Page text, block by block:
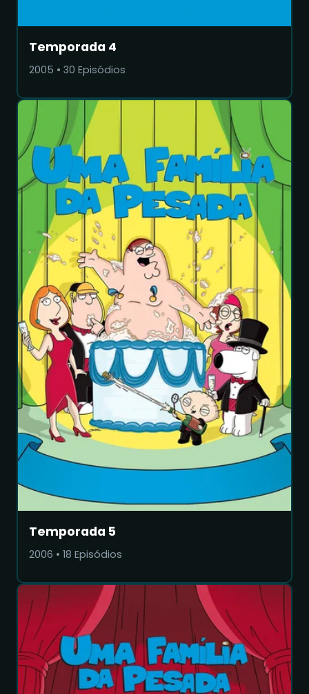
Temporada 4
2005 • 30 Episódios
Temporada 5
2006 • 18 Episódios